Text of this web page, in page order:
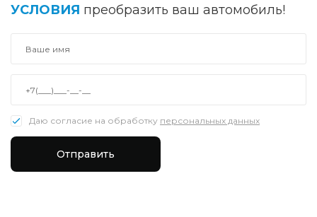
УСЛОВИЯ преобразить ваш автомобиль!
Даю согласие на обработку персональных данных
Отправить